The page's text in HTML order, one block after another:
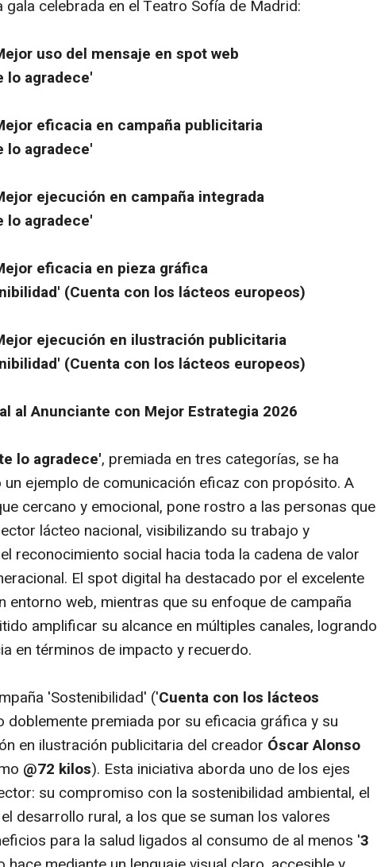
gala celebrada en el Teatro Sofía de Madrid:
uso del mensaje en spot web
lo agradece'
eficacia en campaña publicitaria
lo agradece'
ejecución en campaña integrada
lo agradece'
eficacia en pieza gráfica
(Cuenta con los lácteos europeos)
ejecución en ilustración publicitaria
(Cuenta con los lácteos europeos)
al Anunciante con Mejor Estrategia 2026
lo agradece', premiada en tres categorías, se ha
ejemplo de comunicación eficaz con propósito. A
cercano y emocional, pone rostro a las personas que
lácteo nacional, visibilizando su trabajo y
reconocimiento social hacia toda la cadena de valor
El spot digital ha destacado por el excelente
entorno web, mientras que su enfoque de campaña
amplificar su alcance en múltiples canales, logrando
en términos de impacto y recuerdo.
'Sostenibilidad' ('Cuenta con los lácteos
doblemente premiada por su eficacia gráfica y su
en ilustración publicitaria del creador Óscar Alonso
@72 kilos). Esta iniciativa aborda uno de los ejes
su compromiso con la sostenibilidad ambiental, el
desarrollo rural, a los que se suman los valores
para la salud ligados al consumo de al menos '3